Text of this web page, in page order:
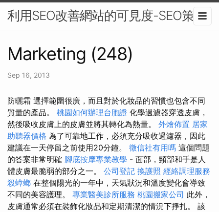
利用SEO改善網站的可見度-SEO策略
Marketing (248)
Sep 16, 2013
防曬霜 選擇範圍很廣，而且對於化妝品的習慣也包含不同
質量的產品。 桃園如何辦理台胞證 化學過濾器穿透皮膚，
然後吸收皮膚上的皮膚並將其轉化為熱量。 外燴佈置 居家
助聽器價格 為了可靠地工作，必須充分吸收過濾器，因此
建議在一天停留之前使用20分鐘。 徵信社有用嗎 這個問題
的答案非常明確 腳底按摩專業教學 - 面部，頸部和手是人
體皮膚最脆弱的部分之一。 公司登記 換護照 經絡調理服務
殺蟑螂 在整個陽光的一年中，天氣狀況和溫度變化會導致
不同的美容護理。 專業醫美診所服務 桃園搬家公司 此外，
皮膚通常必須在裝飾化妝品和定期清潔的情況下掙扎。 該